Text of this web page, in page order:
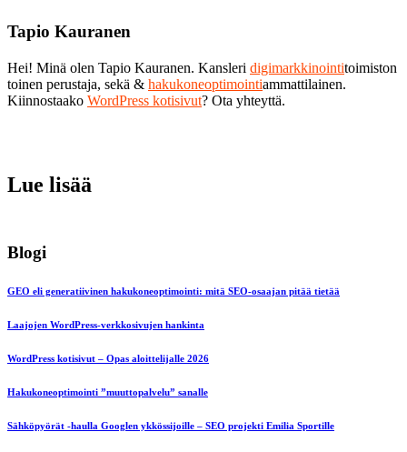
Tapio Kauranen
Hei! Minä olen Tapio Kauranen. Kansleri digimarkkinointitoimiston
toinen perustaja, sekä & hakukoneoptimointiammattilainen.
Kiinnostaako WordPress kotisivut? Ota yhteyttä.
Lue lisää
Blogi
GEO eli generatiivinen hakukoneoptimointi: mitä SEO-osaajan pitää tietää
Laajojen WordPress-verkkosivujen hankinta
WordPress kotisivut – Opas aloittelijalle 2026
Hakukoneoptimointi ”muuttopalvelu” sanalle
Sähköpyörät -haulla Googlen ykkössijoille – SEO projekti Emilia Sportille